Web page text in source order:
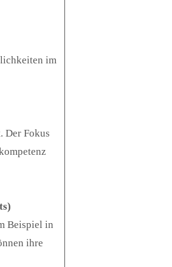
im
Der Fokus
Beispiel in
ihre